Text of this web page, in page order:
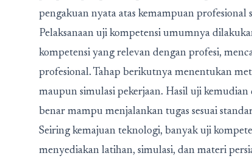
pengakuan nyata atas kemampuan profesional
Pelaksanaan uji kompetensi umumnya
kompetensi yang relevan dengan profesi,
profesional. Tahap berikutnya menentukan
maupun simulasi pekerjaan. Hasil uji
benar mampu menjalankan tugas sesuai
Seiring kemajuan teknologi, banyak uji
menyediakan latihan, simulasi, dan materi